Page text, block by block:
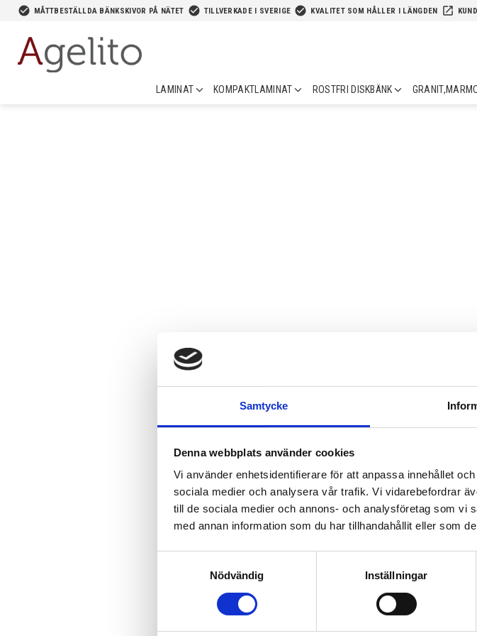
Samtycke
Denna webbplats använder cookies
Vi använder enhetsidentifierare för att anpassa innehållet
sociala medier och analysera vår trafik. Vi vidarebefordrar
till de sociala medier och annons- och analysföretag som vi
med annan information som du har tillhandahållit eller som
Nödvändig
Inställningar
check_circle MÅTTBESTÄLLDA BÄNKSKIVOR PÅ NÄTET check_circle TILLVERKADE I SVERIGE check_circle KVALITET SOM HÅLLER I LÄNGDEN launch
LAMINAT KOMPAKTLAMINAT ROSTFRI DISKBÄNK